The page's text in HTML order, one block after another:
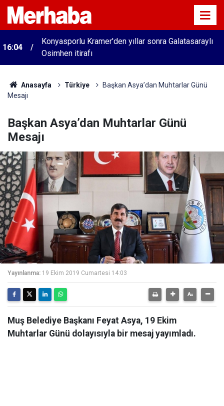
16:04
Konyasporlu Kramer'den yıllar sonra Galatasaraylı
Osimhen itirafı
Anasayfa Türkiye
Başkan Asya’dan Muhtarlar Günü
Mesajı
Başkan Asya’dan Muhtarlar Günü
Mesajı
Yayınlanma: 19 Ekim 2019 Cumartesi 14:03
Muş Belediye Başkanı Feyat Asya, 19 Ekim
Muhtarlar Günü dolayısıyla bir mesaj yayımladı.